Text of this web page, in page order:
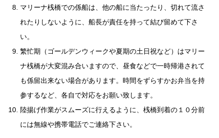
マリーナ桟橋での係船は、他の船に当たったり、切れて流さ
れたりしないように、船長が責任を持って結び留めて下さ
い。
繁忙期（ゴールデンウィークや夏期の土日祝など）はマリー
ナ桟橋が大変混み合いますので、昼食などで一時帰港されて
も係留出来ない場合があります。時間をずらすかお弁当を持
参するなど、各自で対応をお願い致します。
陸揚げ作業がスムーズに行えるように、桟橋到着の１０分前
には無線や携帯電話でご連絡下さい。